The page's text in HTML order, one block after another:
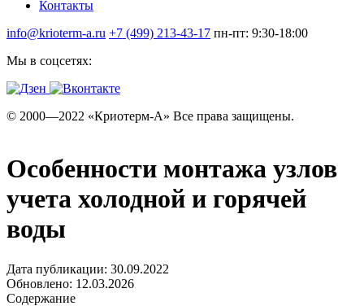
Контакты
info@krioterm-a.ru +7 (499) 213-43-17 пн-пт: 9:30-18:00
Мы в соцсетях:
© 2000—2022 «Криотерм-А» Все права защищены.
Особенности монтажа узлов
учета холодной и горячей
воды
Дата публикации: 30.09.2022
Обновлено: 12.03.2026
Содержание